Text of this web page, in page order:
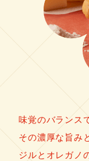
味覚のバランス
その濃厚な旨み
ジルとオレガノ